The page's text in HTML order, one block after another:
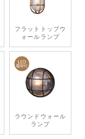
フラットトップウ
ォールランプ
ラウンドウォール
ランプ